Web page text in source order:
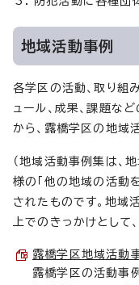
地域活動事例
各学区の活動、取り組
ュール、成果、課題な
から、露橋学区の地域
（地域活動事例集は、
様の「他の地域の活動
されたものです。地域
上でのきっかけとして
露橋学区地域活
露橋学区の活動事